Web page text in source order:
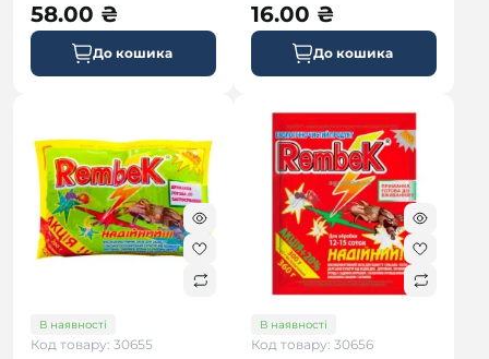
58.00 ₴
До кошика
16.00 ₴
До кошика
В наявності
Код товару: 30655
В наявності
Код товару: 30656